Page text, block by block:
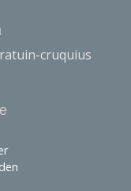
cruquius